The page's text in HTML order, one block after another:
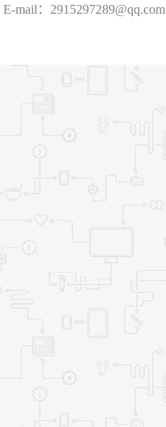
：2915297289@qq.com